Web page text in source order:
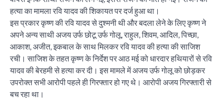
हत्या का मामला रवि यादव की शिकायत पर दर्ज हुआ था।
इस प्रकार कृष्ण की रवि यादव से दुश्मनी थी और बदला लेने के लिए कृष्ण ने
अपने अन्य साथी अजय उर्फ छोटू उर्फ गोलू, राहुल, शिवम, आदिल, पिच्छा,
आकाश, अजीत, इकबाल के साथ मिलकर रवि यादव की हत्या की साजिश
रची। साजिश के तहत कृष्ण के निर्देश पर आठ मई को धारदार हथियारों से रवि
यादव की बेरहमी से हत्या कर दी। इस मामले में अजय उर्फ गोलू को छोड़कर
उपरोक्त सभी आरोपी पहले ही गिरफ्तार हो गए थे। आरोपी अजय गिरफ्तारी से
बच रहा था।